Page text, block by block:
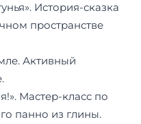
История-сказка
пространстве
Активный
Мастер-класс по
панно из глины.